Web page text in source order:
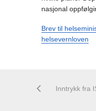
nasjonal
Brev til
helsevernloven